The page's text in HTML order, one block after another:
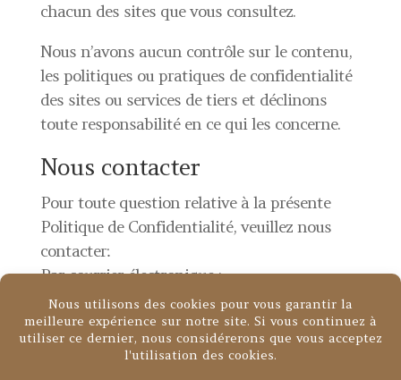
chacun des sites que vous consultez.
Nous n’avons aucun contrôle sur le contenu,
les politiques ou pratiques de confidentialité
des sites ou services de tiers et déclinons
toute responsabilité en ce qui les concerne.
Nous contacter
Pour toute question relative à la présente
Politique de Confidentialité, veuillez nous
contacter:
Par courrier électronique :
contact@lisebaccara.com